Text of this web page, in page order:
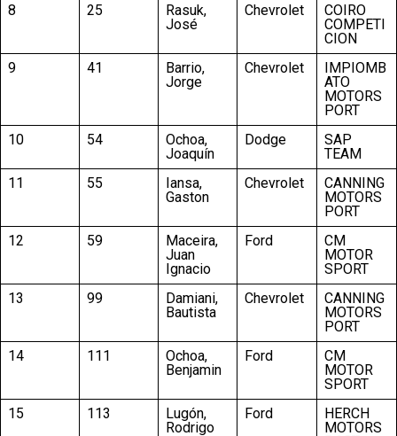
8
25
Rasuk,
José
Chevrolet
COIRO
COMPETI
CION
9
41
Barrio,
Jorge
Chevrolet
IMPIOMB
ATO
MOTORS
PORT
10
54
Ochoa,
Joaquín
Dodge
SAP
TEAM
11
55
Iansa,
Gaston
Chevrolet
CANNING
MOTORS
PORT
12
59
Maceira,
Juan
Ignacio
Ford
CM
MOTOR
SPORT
13
99
Damiani,
Bautista
Chevrolet
CANNING
MOTORS
PORT
14
111
Ochoa,
Benjamin
Ford
CM
MOTOR
SPORT
15
113
Lugón,
Rodrigo
Ford
HERCH
MOTORS